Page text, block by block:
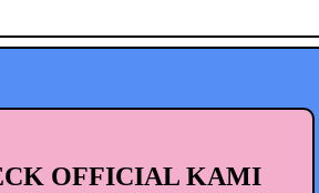
OFFICIAL KAMI